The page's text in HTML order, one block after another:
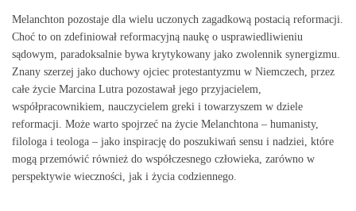
Melanchton pozostaje dla wielu uczonych zagadkową postacią reformacji.
Choć to on zdefiniował reformacyjną naukę o usprawiedliwieniu
sądowym, paradoksalnie bywa krytykowany jako zwolennik synergizmu.
Znany szerzej jako duchowy ojciec protestantyzmu w Niemczech, przez
całe życie Marcina Lutra pozostawał jego przyjacielem,
współpracownikiem, nauczycielem greki i towarzyszem w dziele
reformacji. Może warto spojrzeć na życie Melanchtona – humanisty,
filologa i teologa – jako inspirację do poszukiwań sensu i nadziei, które
mogą przemówić również do współczesnego człowieka, zarówno w
perspektywie wieczności, jak i życia codziennego.